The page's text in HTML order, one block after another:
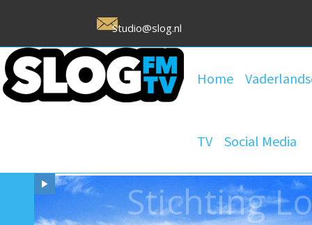
Studio@slog.nl
Home
TV Social Media
Stichting